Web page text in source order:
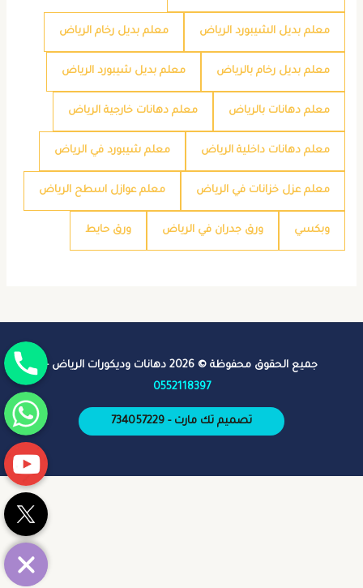
معلم بديل الشيبورد الرياض معلم بديل رخام الرياض
معلم بديل رخام بالرياض معلم بديل شيبورد الرياض
معلم دهانات بالرياض معلم دهانات خارجية الرياض
معلم دهانات داخلية الرياض معلم شيبورد في الرياض
معلم عزل خزانات في الرياض معلم عوازل اسطح الرياض
وبكسي ورق جدران في الرياض ورق حايط
جميع الحقوق محفوظة © 2026 دهانات وديكورات الرياض -
0552118397
تصميم تك مارت - 734057229
جوال
واتساب
يوتيوب
تويتر